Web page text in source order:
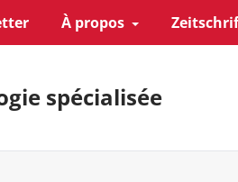
À propos
spécialisée